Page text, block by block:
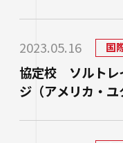
2023.05.16 国
協定校 ソルトレ
ジ（アメリカ・